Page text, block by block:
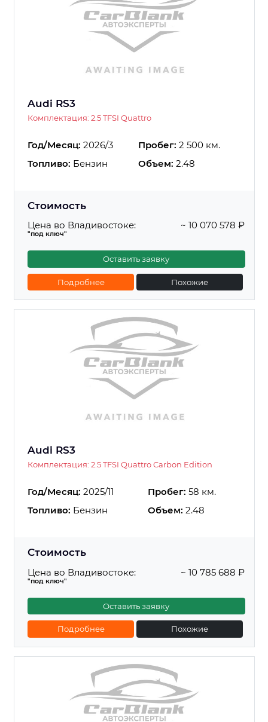
Audi RS3
Комплектация: 2.5 TFSI Quattro
Год/Месяц: 2026/3 Пробег: 2 500 км.
Топливо: Бензин Объем: 2.48
Стоимость
Цена во Владивостоке:
"под ключ"
~ 10 070 578 ₽
Оставить заявку
Подробнее Похожие
Audi RS3
Комплектация: 2.5 TFSI Quattro Carbon Edition
Год/Месяц: 2025/11 Пробег: 58 км.
Топливо: Бензин Объем: 2.48
Стоимость
Цена во Владивостоке:
"под ключ"
~ 10 785 688 ₽
Оставить заявку
Подробнее Похожие